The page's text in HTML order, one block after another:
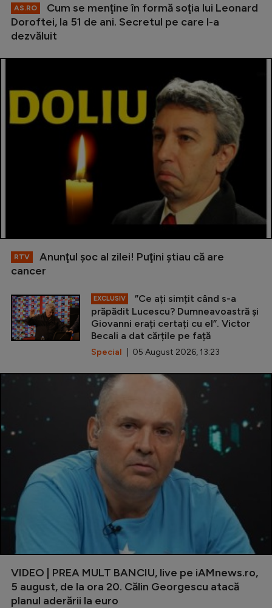
AS.RO
Cum se menţine în formă soţia lui Leonard
Doroftei, la 51 de ani. Secretul pe care l-a
dezvăluit
RTV
Anunţul şoc al zilei! Puţini ştiau că are
cancer
EXCLUSIV
”Ce ați simțit când s-a
prăpădit Lucescu? Dumneavoastră și
Giovanni erați certați cu el”. Victor
Becali a dat cărțile pe față
Special | 05 August 2026, 13:23
VIDEO | PREA MULT BANCIU, live pe iAMnews.ro,
5 august, de la ora 20. Călin Georgescu atacă
planul aderării la euro